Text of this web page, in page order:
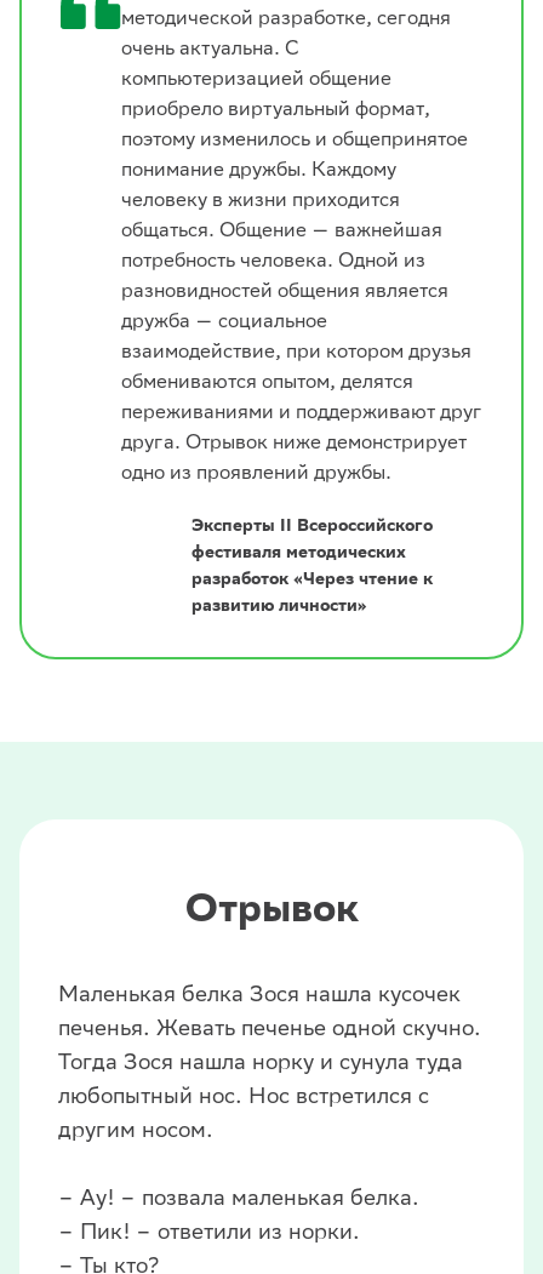
методической разработке, сегодня
очень актуальна. С
компьютеризацией общение
приобрело виртуальный формат,
поэтому изменилось и общепринятое
понимание дружбы. Каждому
человеку в жизни приходится
общаться. Общение — важнейшая
потребность человека. Одной из
разновидностей общения является
дружба — социальное
взаимодействие, при котором друзья
обмениваются опытом, делятся
переживаниями и поддерживают друг
друга. Отрывок ниже демонстрирует
одно из проявлений дружбы.
Эксперты II Всероссийского
фестиваля методических
разработок «Через чтение к
развитию личности»
Отрывок
Маленькая белка Зося нашла кусочек
печенья. Жевать печенье одной скучно.
Тогда Зося нашла норку и сунула туда
любопытный нос. Нос встретился с
другим носом.
– Ау! – позвала маленькая белка.
– Пик! – ответили из норки.
– Ты кто?